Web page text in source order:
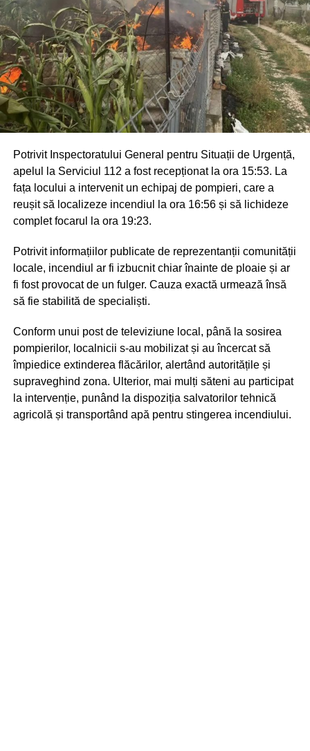
Potrivit Inspectoratului General pentru Situații de Urgență,
apelul la Serviciul 112 a fost recepționat la ora 15:53. La
fața locului a intervenit un echipaj de pompieri, care a
reușit să localizeze incendiul la ora 16:56 și să lichideze
complet focarul la ora 19:23.
Potrivit informațiilor publicate de reprezentanții comunității
locale, incendiul ar fi izbucnit chiar înainte de ploaie și ar
fi fost provocat de un fulger. Cauza exactă urmează însă
să fie stabilită de specialiști.
Conform unui post de televiziune local, până la sosirea
pompierilor, localnicii s-au mobilizat și au încercat să
împiedice extinderea flăcărilor, alertând autoritățile și
supraveghind zona. Ulterior, mai mulți săteni au participat
la intervenție, punând la dispoziția salvatorilor tehnică
agricolă și transportând apă pentru stingerea incendiului.